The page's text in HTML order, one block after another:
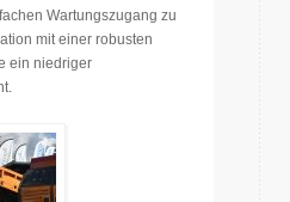
Wartungszugang zu
mit einer robusten
ein niedriger